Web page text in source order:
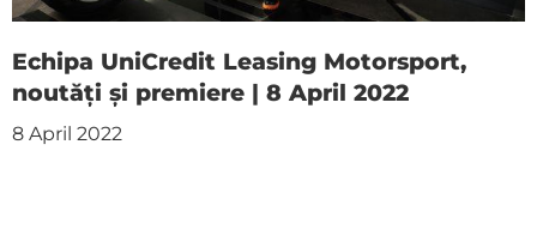
Echipa UniCredit Leasing Motorsport,
noutăți și premiere | 8 April 2022
8 April 2022